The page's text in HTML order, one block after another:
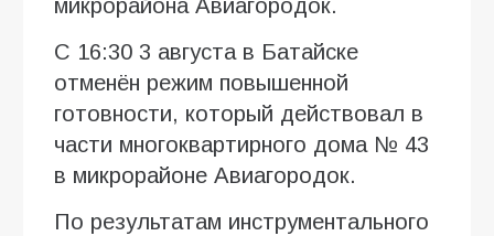
микрорайона Авиагородок.
С 16:30 3 августа в Батайске
отменён режим повышенной
готовности, который действовал в
части многоквартирного дома № 43
в микрорайоне Авиагородок.
По результатам инструментального